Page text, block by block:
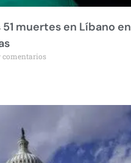
muertes en Líbano en
comentarios